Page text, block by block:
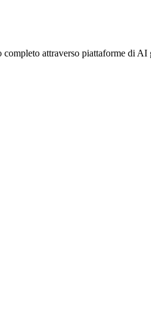
attraverso piattaforme di AI